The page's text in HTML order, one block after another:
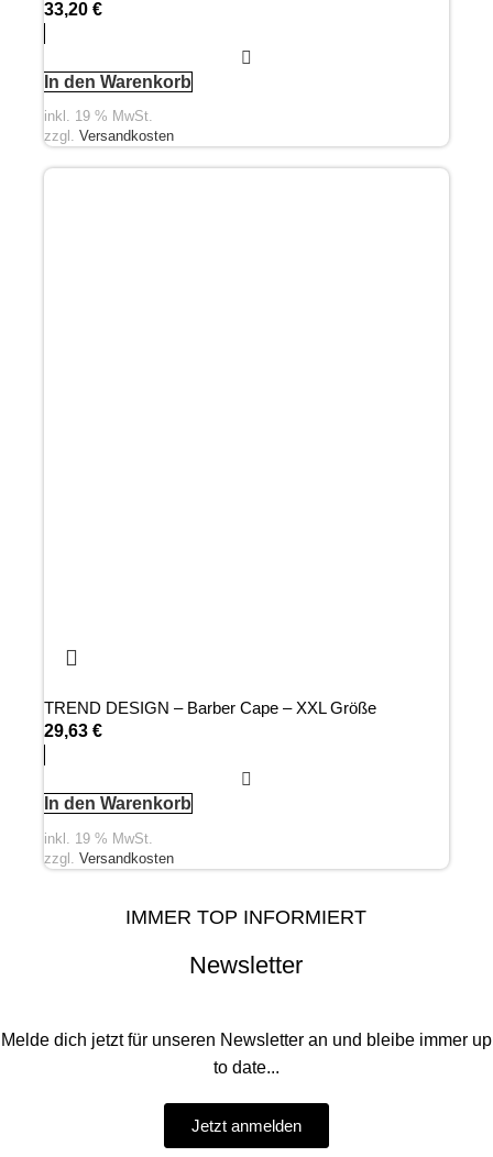
33,20 €
In den Warenkorb
inkl. 19 % MwSt.
zzgl. Versandkosten
TREND DESIGN – Barber Cape – XXL Größe
29,63 €
In den Warenkorb
inkl. 19 % MwSt.
zzgl. Versandkosten
IMMER TOP INFORMIERT
Newsletter
Melde dich jetzt für unseren Newsletter an und bleibe immer up
to date...
Jetzt anmelden